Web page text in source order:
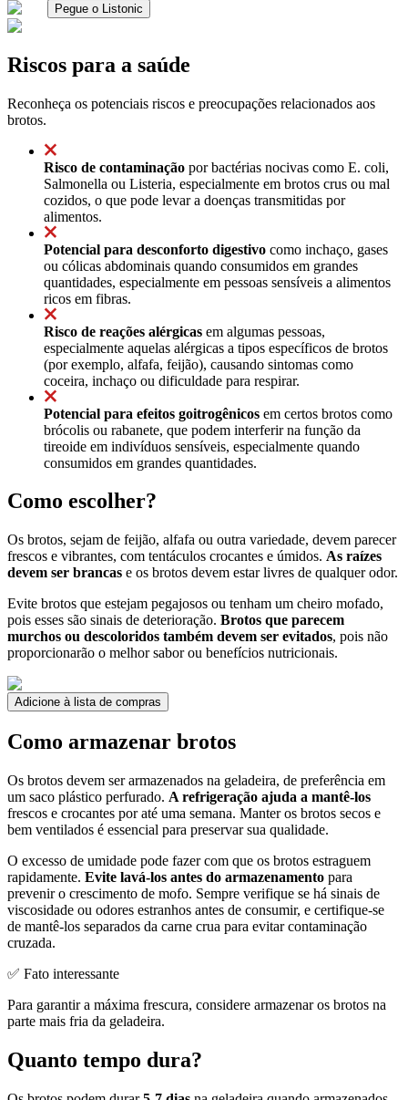
Pegue o Listonic
Riscos para a saúde
Reconheça os potenciais riscos e preocupações relacionados aos
brotos.
Risco de contaminação por bactérias nocivas como E. coli,
Salmonella ou Listeria, especialmente em brotos crus ou mal
cozidos, o que pode levar a doenças transmitidas por
alimentos.
Potencial para desconforto digestivo como inchaço, gases
ou cólicas abdominais quando consumidos em grandes
quantidades, especialmente em pessoas sensíveis a alimentos
ricos em fibras.
Risco de reações alérgicas em algumas pessoas,
especialmente aquelas alérgicas a tipos específicos de brotos
(por exemplo, alfafa, feijão), causando sintomas como
coceira, inchaço ou dificuldade para respirar.
Potencial para efeitos goitrogênicos em certos brotos como
brócolis ou rabanete, que podem interferir na função da
tireoide em indivíduos sensíveis, especialmente quando
consumidos em grandes quantidades.
Como escolher?
Os brotos, sejam de feijão, alfafa ou outra variedade, devem parecer
frescos e vibrantes, com tentáculos crocantes e úmidos. As raízes
devem ser brancas e os brotos devem estar livres de qualquer odor.
Evite brotos que estejam pegajosos ou tenham um cheiro mofado,
pois esses são sinais de deterioração. Brotos que parecem
murchos ou descoloridos também devem ser evitados, pois não
proporcionarão o melhor sabor ou benefícios nutricionais.
Adicione à lista de compras
Como armazenar brotos
Os brotos devem ser armazenados na geladeira, de preferência em
um saco plástico perfurado. A refrigeração ajuda a mantê-los
frescos e crocantes por até uma semana. Manter os brotos secos e
bem ventilados é essencial para preservar sua qualidade.
O excesso de umidade pode fazer com que os brotos estraguem
rapidamente. Evite lavá-los antes do armazenamento para
prevenir o crescimento de mofo. Sempre verifique se há sinais de
viscosidade ou odores estranhos antes de consumir, e certifique-se
de mantê-los separados da carne crua para evitar contaminação
cruzada.
✅ Fato interessante
Para garantir a máxima frescura, considere armazenar os brotos na
parte mais fria da geladeira.
Quanto tempo dura?